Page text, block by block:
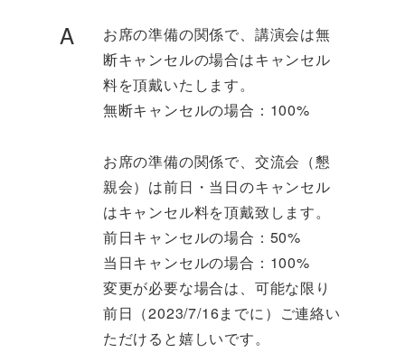
A
お席の準備の関係で、講演会は無
断キャンセルの場合はキャンセル
料を頂戴いたします。
無断キャンセルの場合：100%
お席の準備の関係で、交流会（懇
親会）は前日・当日のキャンセル
はキャンセル料を頂戴致します。
前日キャンセルの場合：50%
当日キャンセルの場合：100%
変更が必要な場合は、可能な限り
前日（2023/7/16までに）ご連絡い
ただけると嬉しいです。